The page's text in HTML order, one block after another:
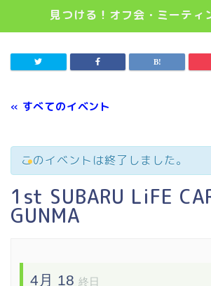
見つける！オフ会・ミーティ
« すべてのイベント
このイベントは終了しました。
1st SUBARU LiFE
GUNMA
4月 18 終日